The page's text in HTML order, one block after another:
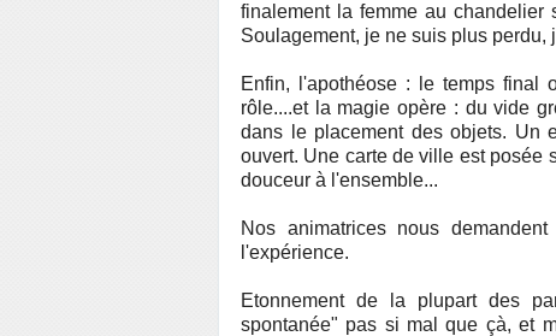
finalement la femme au
Soulagement, je ne suis plus perdu,
Enfin, l'apothéose : le temps final
rôle....et la magie opère : du vide
dans le placement des objets. Un
ouvert. Une carte de ville est posée
douceur à l'ensemble...
Nos animatrices nous
l'expérience.
Etonnement de la plupart des
spontanée" pas si mal que çà, et